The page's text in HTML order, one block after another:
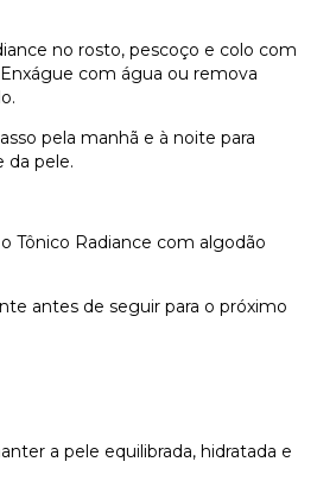
no rosto, pescoço e colo com
com água ou remova
pela manhã e à noite para
da pele.
Tônico Radiance com algodão
antes de seguir para o próximo
a pele equilibrada, hidratada e